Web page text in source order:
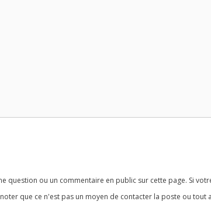
question ou un commentaire en public sur cette page. Si
que ce n'est pas un moyen de contacter la poste ou tout